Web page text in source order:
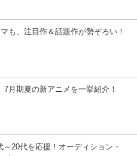
も、注目作＆話題作が勢ぞろい！
7月期夏の新アニメを一挙紹介！
20代を応援！オーディション・